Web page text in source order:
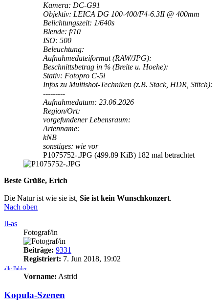
Kamera: DC-G91
Objektiv: LEICA DG 100-400/F4-6.3II @ 400mm
Belichtungszeit: 1/640s
Blende: f/10
ISO: 500
Beleuchtung:
Aufnahmedateiformat (RAW/JPG):
Beschnittsbetrag in % (Breite u. Hoehe):
Stativ: Fotopro C-5i
Infos zu Multishot-Techniken (z.B. Stack, HDR, Stitch):
---------
Aufnahmedatum: 23.06.2026
Region/Ort:
vorgefundener Lebensraum:
Artenname:
kNB
sonstiges: wie vor
P1075752-.JPG (499.89 KiB) 182 mal betrachtet
Beste Grüße, Erich
Die Natur ist wie sie ist, Sie ist kein Wunschkonzert.
Nach oben
Il-as
Fotograf/in
Beiträge: 9331
Registriert: 7. Jun 2018, 19:02
alle Bilder
Vorname: Astrid
Kopula-Szenen